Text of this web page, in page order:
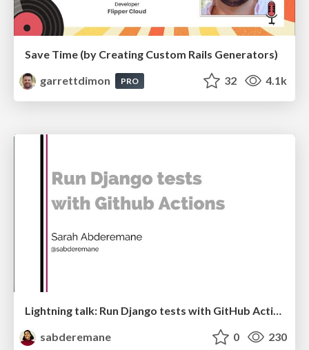
Save Time (by Creating Custom Rails Generators)
garrettdimon
PRO 32 4.1k
Lightning talk: Run Django tests with GitHub Actions
sabderemane
0 230